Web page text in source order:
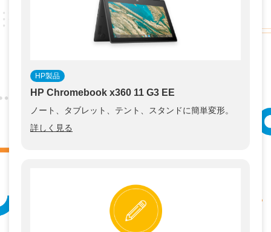
HP製品
HP Chromebook x360 11 G3 EE
ノート、タブレット、テント、スタンドに簡単変形。
詳しく見る